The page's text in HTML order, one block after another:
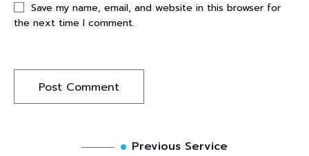
Save my name, email, and website in this browser for
the next time I comment.
Previous Service